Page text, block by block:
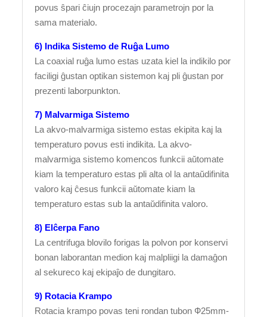
povus ŝpari ĉiujn procezajn parametrojn por la
sama materialo.
6) Indika Sistemo de Ruĝa Lumo
La coaxial ruĝa lumo estas uzata kiel la indikilo por
faciligi ĝustan optikan sistemon kaj pli ĝustan por
prezenti laborpunkton.
7) Malvarmiga Sistemo
La akvo-malvarmiga sistemo estas ekipita kaj la
temperaturo povus esti indikita. La akvo-
malvarmiga sistemo komencos funkcii aŭtomate
kiam la temperaturo estas pli alta ol la antaŭdifinita
valoro kaj ĉesus funkcii aŭtomate kiam la
temperaturo estas sub la antaŭdifinita valoro.
8) Elĉerpa Fano
La centrifuga blovilo forigas la polvon por konservi
bonan laborantan medion kaj malpliigi la damaĝon
al sekureco kaj ekipaĵo de dungitaro.
9) Rotacia Krampo
Rotacia krampo povas teni rondan tubon Ф25mm-